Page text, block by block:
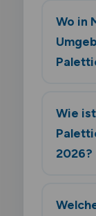
Wo in
Wie
2026?